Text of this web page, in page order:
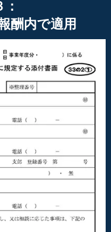
酬内で適用